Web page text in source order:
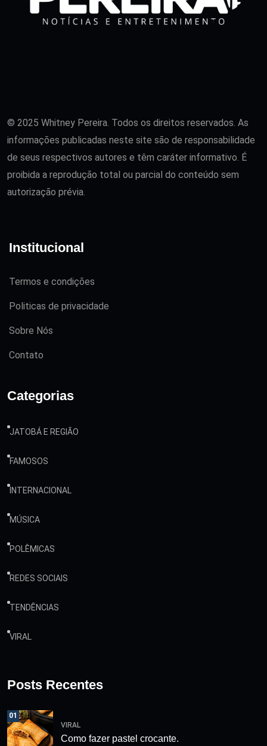
© 2025 Whitney Pereira. Todos os direitos reservados. As
informações publicadas neste site são de responsabilidade
de seus respectivos autores e têm caráter informativo. É
proibida a reprodução total ou parcial do conteúdo sem
autorização prévia.
Institucional
Termos e condições
Politicas de privacidade
Sobre Nós
Contato
Categorias
JATOBÁ E REGIÃO
FAMOSOS
INTERNACIONAL
MÚSICA
POLÊMICAS
REDES SOCIAIS
TENDÊNCIAS
VIRAL
Posts Recentes
01
VIRAL
Como fazer pastel crocante.